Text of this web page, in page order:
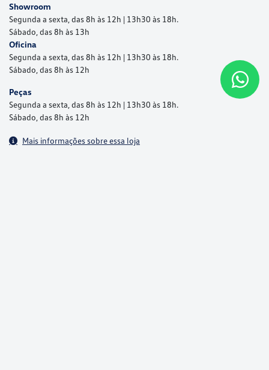
Showroom
Segunda a sexta, das 8h às 12h | 13h30 às 18h.
Sábado, das 8h às 13h
Oficina
Segunda a sexta, das 8h às 12h | 13h30 às 18h.
Sábado, das 8h às 12h
Peças
Segunda a sexta, das 8h às 12h | 13h30 às 18h.
Sábado, das 8h às 12h
Mais informações sobre essa loja